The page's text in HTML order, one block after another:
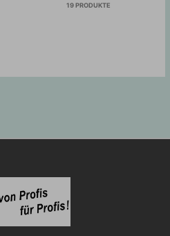
19 PRODUKTE